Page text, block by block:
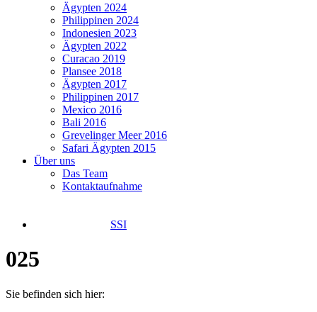
Ägypten 2024
Philippinen 2024
Indonesien 2023
Ägypten 2022
Curacao 2019
Plansee 2018
Ägypten 2017
Philippinen 2017
Mexico 2016
Bali 2016
Grevelinger Meer 2016
Safari Ägypten 2015
Über uns
Das Team
Kontaktaufnahme
SSI
025
Sie befinden sich hier: